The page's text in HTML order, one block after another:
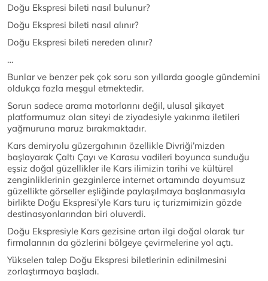
Doğu Ekspresi bileti nasıl bulunur?
Doğu Ekspresi bileti nasıl alınır?
Doğu Ekspresi bileti nereden alınır?
…
Bunlar ve benzer pek çok soru son yıllarda google gündemini
oldukça fazla meşgul etmektedir.
Sorun sadece arama motorlarını değil, ulusal şikayet
platformumuz olan siteyi de ziyadesiyle yakınma iletileri
yağmuruna maruz bırakmaktadır.
Kars demiryolu güzergahının özellikle Divriği’mizden
başlayarak Çaltı Çayı ve Karasu vadileri boyunca sunduğu
eşsiz doğal güzellikler ile Kars ilimizin tarihi ve kültürel
zenginliklerinin gezginlerce internet ortamında doyumsuz
güzellikte görseller eşliğinde paylaşılmaya başlanmasıyla
birlikte Doğu Ekspresi’yle Kars turu iç turizmimizin gözde
destinasyonlarından biri oluverdi.
Doğu Ekspresiyle Kars gezisine artan ilgi doğal olarak tur
firmalarının da gözlerini bölgeye çevirmelerine yol açtı.
Yükselen talep Doğu Ekspresi biletlerinin edinilmesini
zorlaştırmaya başladı.